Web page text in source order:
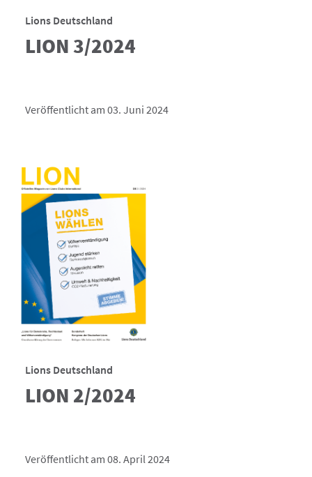
Lions Deutschland
LION 3/2024
Veröffentlicht am 03. Juni 2024
Lions Deutschland
LION 2/2024
Veröffentlicht am 08. April 2024